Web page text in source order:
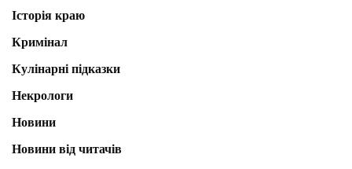
Історія краю
Кримінал
Кулінарні підказки
Некрологи
Новини
Новини від читачів